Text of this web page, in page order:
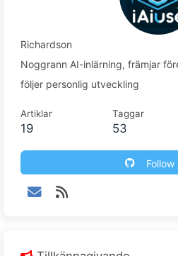
Richardson
Noggrann AI-inlärning, främjar
följer personlig utveckling
Artiklar
19
Taggar
53
Follow